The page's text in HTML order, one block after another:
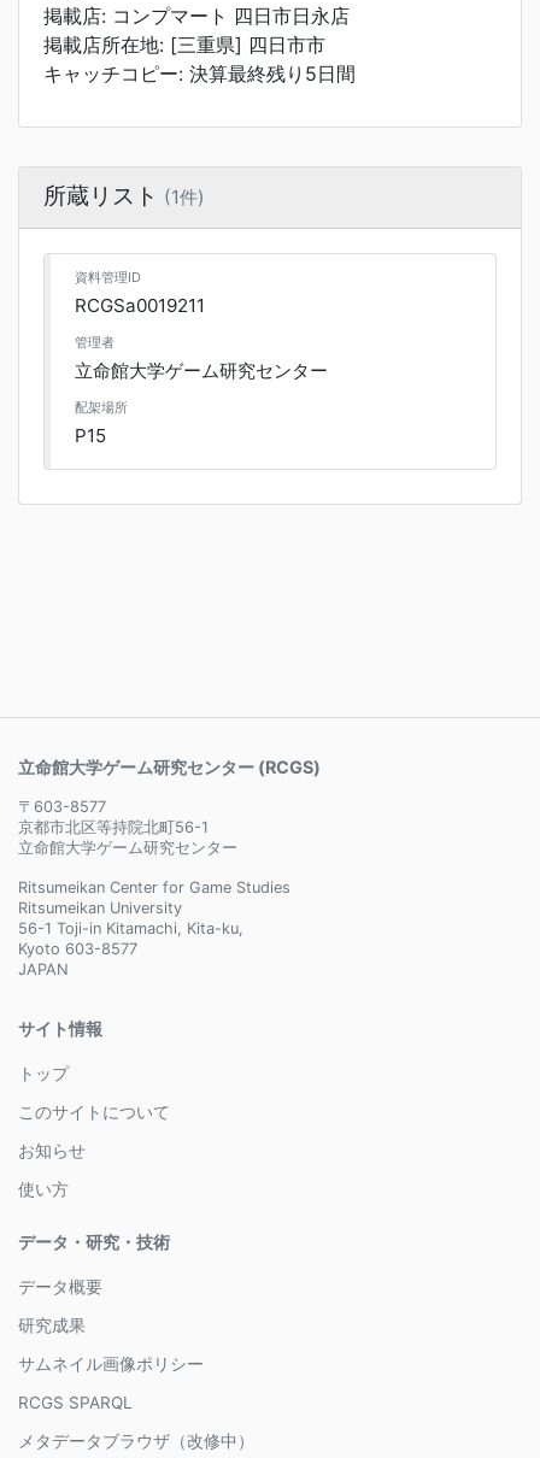
掲載店: コンプマート 四日市日永店
掲載店所在地: [三重県] 四日市市
キャッチコピー: 決算最終残り5日間
所蔵リスト (1件)
資料管理ID
RCGSa0019211
管理者
立命館大学ゲーム研究センター
配架場所
P15
立命館大学ゲーム研究センター (RCGS)
〒603-8577
京都市北区等持院北町56-1
立命館大学ゲーム研究センター
Ritsumeikan Center for Game Studies
Ritsumeikan University
56-1 Toji-in Kitamachi, Kita-ku,
Kyoto 603-8577
JAPAN
サイト情報
トップ
このサイトについて
お知らせ
使い方
データ・研究・技術
データ概要
研究成果
サムネイル画像ポリシー
RCGS SPARQL
メタデータブラウザ（改修中）